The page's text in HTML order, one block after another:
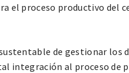
el proceso productivo del
de gestionar los
integración al proceso de